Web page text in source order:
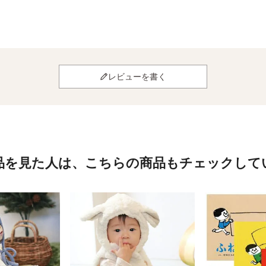
レビューを書く
見た人は、 こちらの商品もチェックして